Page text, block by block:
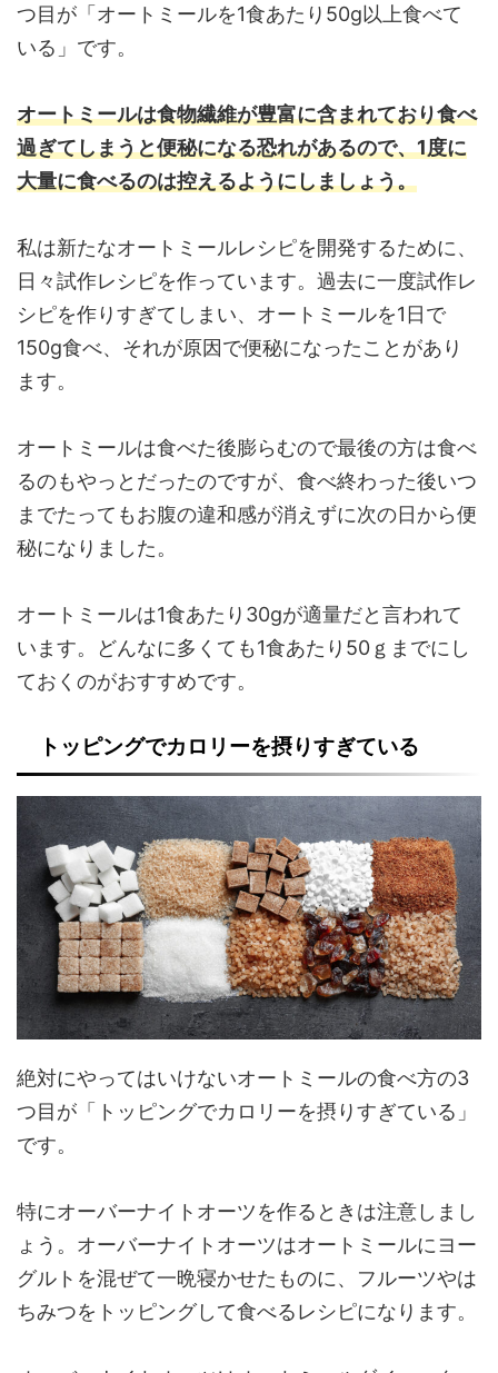
つ目が「オートミールを1食あたり50g以上食べて
いる」です。
オートミールは食物繊維が豊富に含まれており食べ
過ぎてしまうと便秘になる恐れがあるので、1度に
大量に食べるのは控えるようにしましょう。
私は新たなオートミールレシピを開発するために、
日々試作レシピを作っています。過去に一度試作レ
シピを作りすぎてしまい、オートミールを1日で
150g食べ、それが原因で便秘になったことがあり
ます。
オートミールは食べた後膨らむので最後の方は食べ
るのもやっとだったのですが、食べ終わった後いつ
までたってもお腹の違和感が消えずに次の日から便
秘になりました。
オートミールは1食あたり30gが適量だと言われて
います。どんなに多くても1食あたり50ｇまでにし
ておくのがおすすめです。
トッピングでカロリーを摂りすぎている
絶対にやってはいけないオートミールの食べ方の3
つ目が「トッピングでカロリーを摂りすぎている」
です。
特にオーバーナイトオーツを作るときは注意しまし
ょう。オーバーナイトオーツはオートミールにヨー
グルトを混ぜて一晩寝かせたものに、フルーツやは
ちみつをトッピングして食べるレシピになります。